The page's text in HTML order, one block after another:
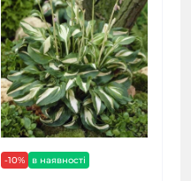
-10% в наявності